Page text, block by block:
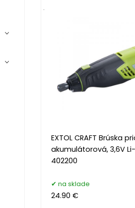
EXTOL CRAFT Brúska
akumulátorová, 3,6V
402200
.
na sklade
24.90 €